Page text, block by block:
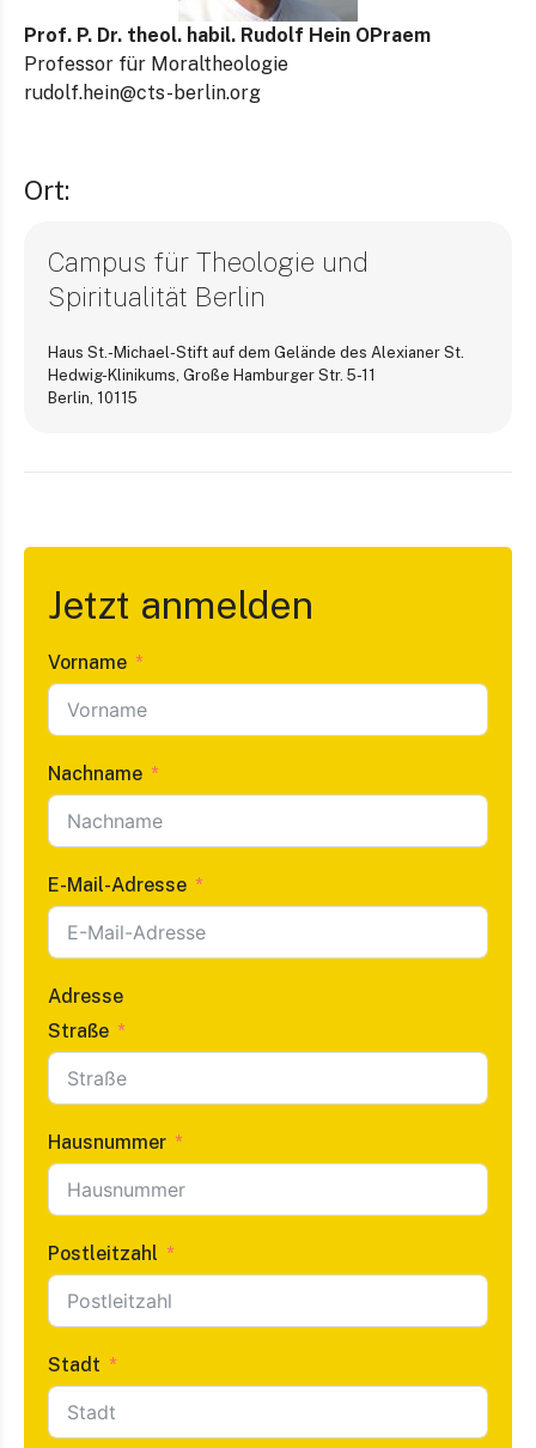
Prof. P. Dr. theol. habil. Rudolf Hein OPraem
Professor für Moraltheologie
rudolf.hein@cts-berlin.org
Ort:
Campus für Theologie und
Spiritualität Berlin
Haus St.-Michael-Stift auf dem Gelände des Alexianer St.
Hedwig-Klinikums, Große Hamburger Str. 5-11
Berlin, 10115
Jetzt anmelden
Vorname
Nachname
E-Mail-Adresse
Adresse
Straße
Hausnummer
Postleitzahl
Stadt